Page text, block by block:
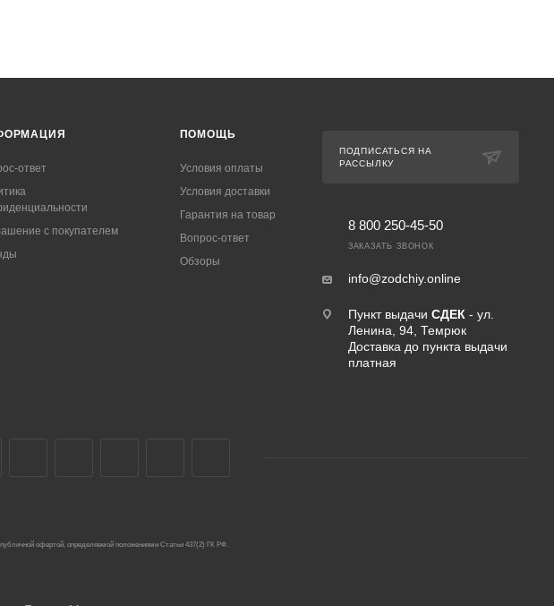
ответ
с покупателем
ПОМОЩЬ
Условия оплаты
Условия доставки
Гарантия на товар
Вопрос-ответ
Обзоры
ПОДПИСАТЬСЯ НА
РАССЫЛКУ
8 800 250-45-50
ЗАКАЗАТЬ ЗВОНОК
info@zodchiy.online
Пункт выдачи СДЕК - ул.
Ленина, 94, Темрюк
Доставка до пункта выдачи
платная
офертой, определяемой положениями Статьи 437(2) ГК РФ.